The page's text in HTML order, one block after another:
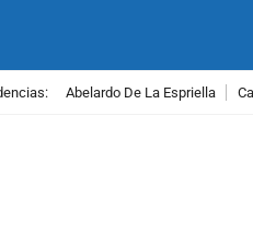
Abelardo De La Espriella